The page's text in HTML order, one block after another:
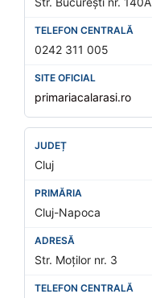
0242 311 005
primariacalarasi.ro
Cluj
Cluj-Napoca
Str. Moților nr. 3